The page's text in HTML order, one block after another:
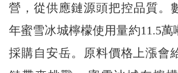
營，從供應鏈源頭把控品質。
年蜜雪冰城檸檬使用量約11.5萬
採購自安岳。原料價格上漲會